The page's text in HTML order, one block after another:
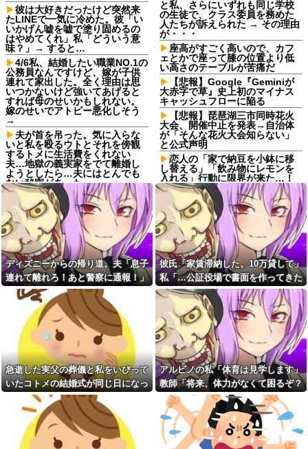
彼は大好きだったけど突然来
たLINEで一気に冷めた。彼「い
いかげん嘘を嘘で塗り固めるの
はやめてくれ」私「どういう意
味？」→ すると…
4/6私、結婚したい職業NO.1の
公務員なんですけど、嫁が子供
連れて家出した。全く理由は思
いつかないけど強いてあげると
すれば母のせいかもしれない。
嫁のせいでアトピー悪化しそう
→
夫が首を吊った。気に入らな
いと私を殴るウトとそれを傍観
するトメに生活費をくれない
夫…地獄の義実家をでて離婚し
ようとしたら…夫にはとんでも
ない秘密があった
最近の若手社員は何故かコレ
を嫌がるらしい
嫁「生ハムを手作りした
よ！」俺「それ、生肉のままじ
ゃないか！」→食べてしまった
翌日にまさかの事態が…
私「また郵便がなくなって
る…」知人「一緒に捕まえよ
う」→おとりを仕掛けたら泥奥
がまんまと引っかかり…
【後編】我が家で集まりがあ
った後に子供の新品クロックス
が消えた。犯人のママがカバン
に入れるのを見た人もいるのに
相手旦那が「証拠は？」と認め
ない…...
アタシ何歳に見える？って誘
い受け風の事言うゴミってまだ
生存してるよね～
ディズニーからの帰り道。夫
「息子連れて離れろ！あと警察
に通報！」私「助けて！」駅員
「どうしました！？」→トンデ
モナイことに…
と私、さらにいずれも同じ学校
の生徒で、クラス委員を務めた
人たちが訴えられた → その理由
が・・・
座高がすごく高いので、カフ
ェとかで座って膝の位置より低
い高さのテーブルが苦痛だ
【悲報】Google『Geminiが
大赤字で草』史上初のマイナス
キャッシュフローに陥る
【悲報】琵琶湖三市同時花火
大会、開催中止を発表→自治体
が「そんな花火大会知らない」
と公式声明
恋人の「家で納豆を小鉢に移
し替える」「飲み物にレモンを
入れる」行動に限界が来た…！
外では普通なのに、家だとペッ
トボトルからグラスに移したり
ストローを使う謎の「丁寧な暮
らし」感が無理ｗｗｗ
人類史上最高の優れた発明
は？
【悲報】花火大会、詐欺扱い
され大炎上中！琵琶湖三市とも
「知らない」と公式声明⇒！
「残業＝悪」と決めつける風
潮にブチ切れ！割増手当で稼げ
るボーナスタイムなのに「残業
ゼロ」を押し付けて人の収入ま
で減らすな！残業したくない奴
は勝手に定時で帰ればいいだ
ろ！！
【乞食速報】ピカチュウさ
ん、大量に「半額」になってし
まうｗｗｗｗｗ他
ものすごく混んでるコンビニ
に中年の女性が子供3人を店内に
放牧。店内を走り回ってものを
落としたりしても「こらーだめ
よー買わないよー」の声かけだ
け
ディズニーからの帰り道。夫「息子
連れて離れろ！あと警察に通報！」
私「助けて！」駅員「どうしまし
た！？」→トンデモナイことに…
彼氏「家賃滞納した。10万貸して」
私「…公証役場で書面を作ってきた
ら考える」→結果・・・
急逝した実父の葬儀と私をいびって
いたコトメの結婚式が同じ日になっ
てしまった。無理にでも来いと言わ
れてしまい...
アルビノの私「体育は見学します」
教師「将来、体力がなくて困るぞ？
我慢して走れ！」→結果、膝を痛め
て・・・